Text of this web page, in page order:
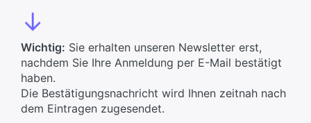
↓
Wichtig: Sie erhalten unseren Newsletter erst,
nachdem Sie Ihre Anmeldung per E-Mail bestätigt
haben.
Die Bestätigungsnachricht wird Ihnen zeitnah nach
dem Eintragen zugesendet.